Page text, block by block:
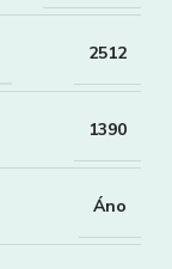
2512
1390
Áno